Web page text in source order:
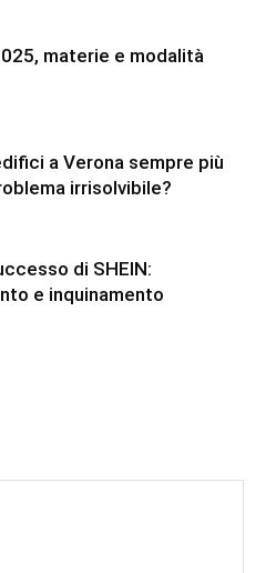
materie e modalità
a Verona sempre più
irrisolvibile?
di SHEIN:
e inquinamento